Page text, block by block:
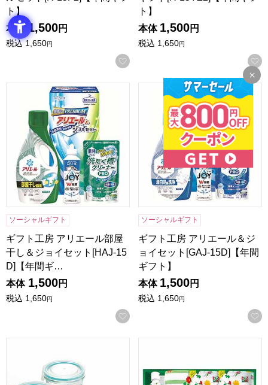
ト】
本体 1,500円
税込 1,650円
お気に入りに登録する
ト】
本体 1,500円
税込 1,650円
ギフト工房 アリエール部屋干し＆ジョイセット[HAJ-15D]【
ソーシャルギフト
ギフト工房 アリエール部屋
干し＆ジョイセット[HAJ-15
D]【年間ギ…
本体 1,500円
税込 1,650円
お気に入りに登録する
ギフト工房 アリエール＆ジ
ソーシャルギフト
ギフト工房 アリエール＆ジ
ョイセット[GAJ-15D]【年間
ギフト】
本体 1,500円
税込 1,650円